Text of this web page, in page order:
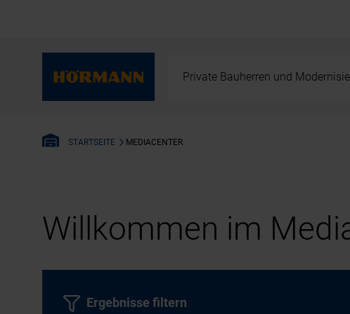
Private Bauherren und
STARTSEITE MEDIACENTER
Willkommen im
Ergebnisse filtern